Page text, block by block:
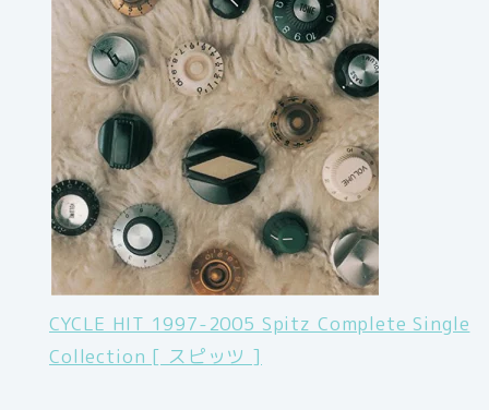
CYCLE HIT 1997-2005 Spitz Complete Single
Collection [ スピッツ ]